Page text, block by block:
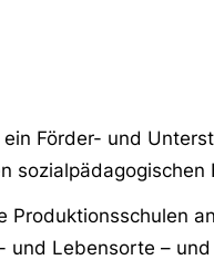
Förder- und
sozialpädagogischen
Produktionsschulen
Lebensorte –